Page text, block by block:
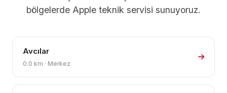
bölgelerde Apple teknik servisi sunuyoruz.
Avcılar
0.0 km · Merkez